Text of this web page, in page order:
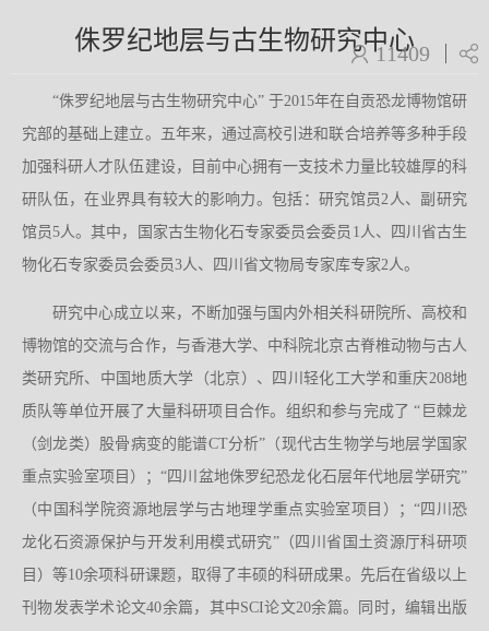
侏罗纪地层与古生物研究中心
11409
“侏罗纪地层与古生物研究中心” 于2015年在自贡恐龙博物馆研
究部的基础上建立。五年来，通过高校引进和联合培养等多种手段
加强科研人才队伍建设，目前中心拥有一支技术力量比较雄厚的科
研队伍，在业界具有较大的影响力。包括：研究馆员2人、副研究
馆员5人。其中，国家古生物化石专家委员会委员1人、四川省古生
物化石专家委员会委员3人、四川省文物局专家库专家2人。
研究中心成立以来，不断加强与国内外相关科研院所、高校和
博物馆的交流与合作，与香港大学、中科院北京古脊椎动物与古人
类研究所、中国地质大学（北京）、四川轻化工大学和重庆208地
质队等单位开展了大量科研项目合作。组织和参与完成了 “巨棘龙
（剑龙类）股骨病变的能谱CT分析”（现代古生物学与地层学国家
重点实验室项目）；“四川盆地侏罗纪恐龙化石层年代地层学研究”
（中国科学院资源地层学与古地理学重点实验室项目）；“四川恐
龙化石资源保护与开发利用模式研究”（四川省国土资源厅科研项
目）等10余项科研课题，取得了丰硕的科研成果。先后在省级以上
刊物发表学术论文40余篇，其中SCI论文20余篇。同时，编辑出版